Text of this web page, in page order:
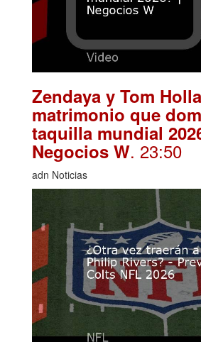
Zendaya y Tom
matrimonio que
taquilla mundial
Negocios W. 23:50
adn Noticias